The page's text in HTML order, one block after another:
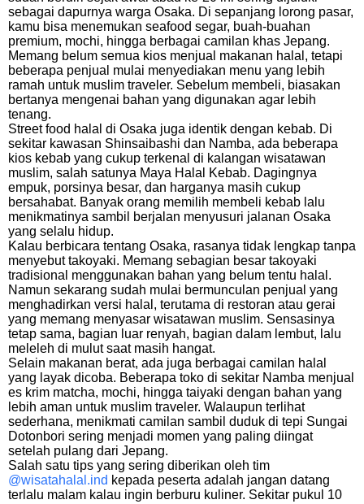
sebagai dapurnya warga Osaka. Di sepanjang lorong pasar,
kamu bisa menemukan seafood segar, buah-buahan
premium, mochi, hingga berbagai camilan khas Jepang.
Memang belum semua kios menjual makanan halal, tetapi
beberapa penjual mulai menyediakan menu yang lebih
ramah untuk muslim traveler. Sebelum membeli, biasakan
bertanya mengenai bahan yang digunakan agar lebih
tenang.
Street food halal di Osaka juga identik dengan kebab. Di
sekitar kawasan Shinsaibashi dan Namba, ada beberapa
kios kebab yang cukup terkenal di kalangan wisatawan
muslim, salah satunya Maya Halal Kebab. Dagingnya
empuk, porsinya besar, dan harganya masih cukup
bersahabat. Banyak orang memilih membeli kebab lalu
menikmatinya sambil berjalan menyusuri jalanan Osaka
yang selalu hidup.
Kalau berbicara tentang Osaka, rasanya tidak lengkap tanpa
menyebut takoyaki. Memang sebagian besar takoyaki
tradisional menggunakan bahan yang belum tentu halal.
Namun sekarang sudah mulai bermunculan penjual yang
menghadirkan versi halal, terutama di restoran atau gerai
yang memang menyasar wisatawan muslim. Sensasinya
tetap sama, bagian luar renyah, bagian dalam lembut, lalu
meleleh di mulut saat masih hangat.
Selain makanan berat, ada juga berbagai camilan halal
yang layak dicoba. Beberapa toko di sekitar Namba menjual
es krim matcha, mochi, hingga taiyaki dengan bahan yang
lebih aman untuk muslim traveler. Walaupun terlihat
sederhana, menikmati camilan sambil duduk di tepi Sungai
Dotonbori sering menjadi momen yang paling diingat
setelah pulang dari Jepang.
Salah satu tips yang sering diberikan oleh tim
@wisatahalal.ind kepada peserta adalah jangan datang
terlalu malam kalau ingin berburu kuliner. Sekitar pukul 10